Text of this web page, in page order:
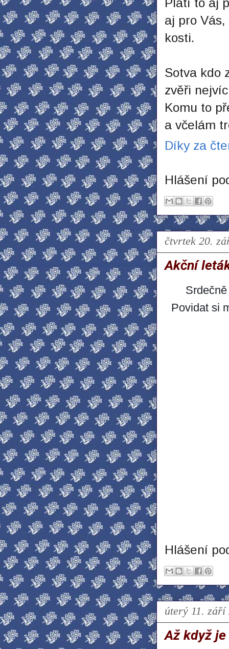
Platí to aj
aj pro
kosti.
Sotva kdo
zvěři
Komu to
a včelám
Díky za
Hlášení
čtvrtek 20.
Akční
Povidat si
Hlášení
úterý 11. září
Až když